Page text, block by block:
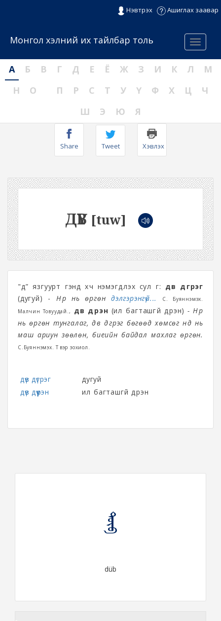
Нэвтрэх Ашиглах заавар
Menu
Монгол хэлний их тайлбар толь
А Б В Г Д Е Ё Ж З И К Л
М
Н
О П Р С Т У Ү Ф Х Ц
Ч
Ш
Э Ю Я
Share Tweet Хэвлэх
ДҮВ [tuw]
"дү” язгуурт үгэнд хүч нэмэгдүүлэх сул үг: дүв дүгрэг
(дугуй) - Нүүр нь өргөндэлгэрэнгүй...
С. Буяннэмэх.
Малчин Товуудай.,
дүв дүүрэн (илүү багташгүй дүүрэн)- Нүүр
нь өргөн тунгалаг, дүв дүгрэг бөгөөд хөмсөг нүд нь
маш ариун зөөлөн, биеийн байдал махлаг өргөн.
С.Буяннэмэх. Түүвэр зохиол.
дүв дүгрэг
дугуй
дүв дүүрэн
илүү багташгүй дүүрэн
ᠳᠦᠪ
düb